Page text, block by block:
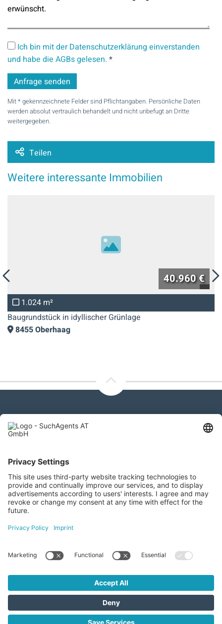
Ich bin mit der Datenschutzerklärung einverstanden
und habe die AGBs gelesen. *
Mit * gekennzeichnete Felder sind Pflichtangaben. Persönliche Daten
werden absolut vertraulich behandelt und nicht unbefugt an Dritte
weitergegeben.
Teilen
Weitere interessante Immobilien
40.960 €
m²
in idyllischer Grünlage
Kontaktieren Sie uns
SuchAgents AT GmbH
Gewerbeallee 13a, 4221 Steyregg
+43 732 266 299
info@suchagents.at
Besuchen Sie uns auch hier
SuchAgents AT GmbH © 2026